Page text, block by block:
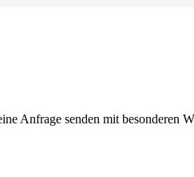
Anfrage senden mit besonderen